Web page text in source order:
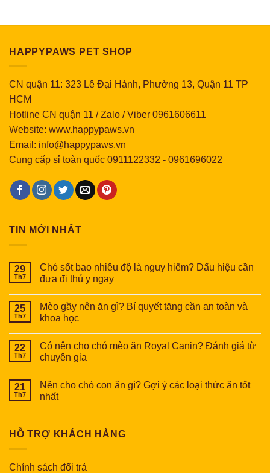
HAPPYPAWS PET SHOP
CN quận 11: 323 Lê Đại Hành, Phường 13, Quận 11 TP
HCM
Hotline CN quận 11 / Zalo / Viber 0961606611
Website: www.happypaws.vn
Email: info@happypaws.vn
Cung cấp sỉ toàn quốc 0911122332 - 0961696022
TIN MỚI NHẤT
29
Th7
Chó sốt bao nhiêu độ là nguy hiểm? Dấu hiệu cần
đưa đi thú y ngay
25
Th7
Mèo gầy nên ăn gì? Bí quyết tăng cần an toàn và
khoa học
22
Th7
Có nên cho chó mèo ăn Royal Canin? Đánh giá từ
chuyên gia
21
Th7
Nên cho chó con ăn gì? Gợi ý các loại thức ăn tốt
nhất
HỖ TRỢ KHÁCH HÀNG
Chính sách đổi trả